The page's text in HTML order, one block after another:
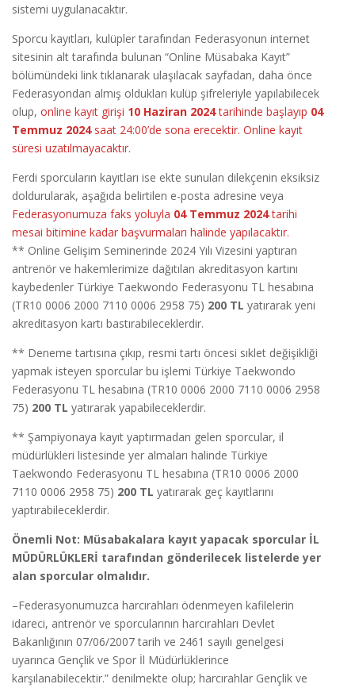
sistemi uygulanacaktır.
Sporcu kayıtları, kulüpler tarafından Federasyonun internet
sitesinin alt tarafında bulunan “Online Müsabaka Kayıt”
bölümündeki link tıklanarak ulaşılacak sayfadan, daha önce
Federasyondan almış oldukları kulüp şifreleriyle yapılabilecek
olup, online kayıt girişi 10 Haziran 2024tarihinde başlayıp 04
Temmuz 2024saat 24:00’de sona erecektir. Online kayıt
süresi uzatılmayacaktır.
Ferdi sporcuların kayıtları ise ekte sunulan dilekçenin eksiksiz
doldurularak, aşağıda belirtilen e-posta adresine veya
Federasyonumuza faks yoluyla 04 Temmuz 2024tarihi
mesai bitimine kadar başvurmaları halinde yapılacaktır.
** Online Gelişim Seminerinde 2024 Yılı Vizesini yaptıran
antrenör ve hakemlerimize dağıtılan akreditasyon kartını
kaybedenler Türkiye Taekwondo Federasyonu TL hesabına
(TR10 0006 2000 7110 0006 2958 75) 200 TL yatırarak yeni
akreditasyon kartı bastırabileceklerdir.
** Deneme tartısına çıkıp, resmi tartı öncesi sıklet değişikliği
yapmak isteyen sporcular bu işlemi Türkiye Taekwondo
Federasyonu TL hesabına (TR10 0006 2000 7110 0006 2958
75) 200 TL yatırarak yapabileceklerdir.
** Şampiyonaya kayıt yaptırmadan gelen sporcular, il
müdürlükleri listesinde yer almaları halinde Türkiye
Taekwondo Federasyonu TL hesabına (TR10 0006 2000
7110 0006 2958 75) 200 TL yatırarak geç kayıtlarını
yaptırabileceklerdir.
Önemli Not: Müsabakalara kayıt yapacak sporcular İL
MÜDÜRLÜKLERİ tarafından gönderilecek listelerde yer
alan sporcular olmalıdır.
–Federasyonumuzca harcırahları ödenmeyen kafilelerin
idareci, antrenör ve sporcularının harcırahları Devlet
Bakanlığının 07/06/2007 tarih ve 2461 sayılı genelgesi
uyarınca Gençlik ve Spor İl Müdürlüklerince
karşılanabilecektir.” denilmekte olup; harcırahlar Gençlik ve